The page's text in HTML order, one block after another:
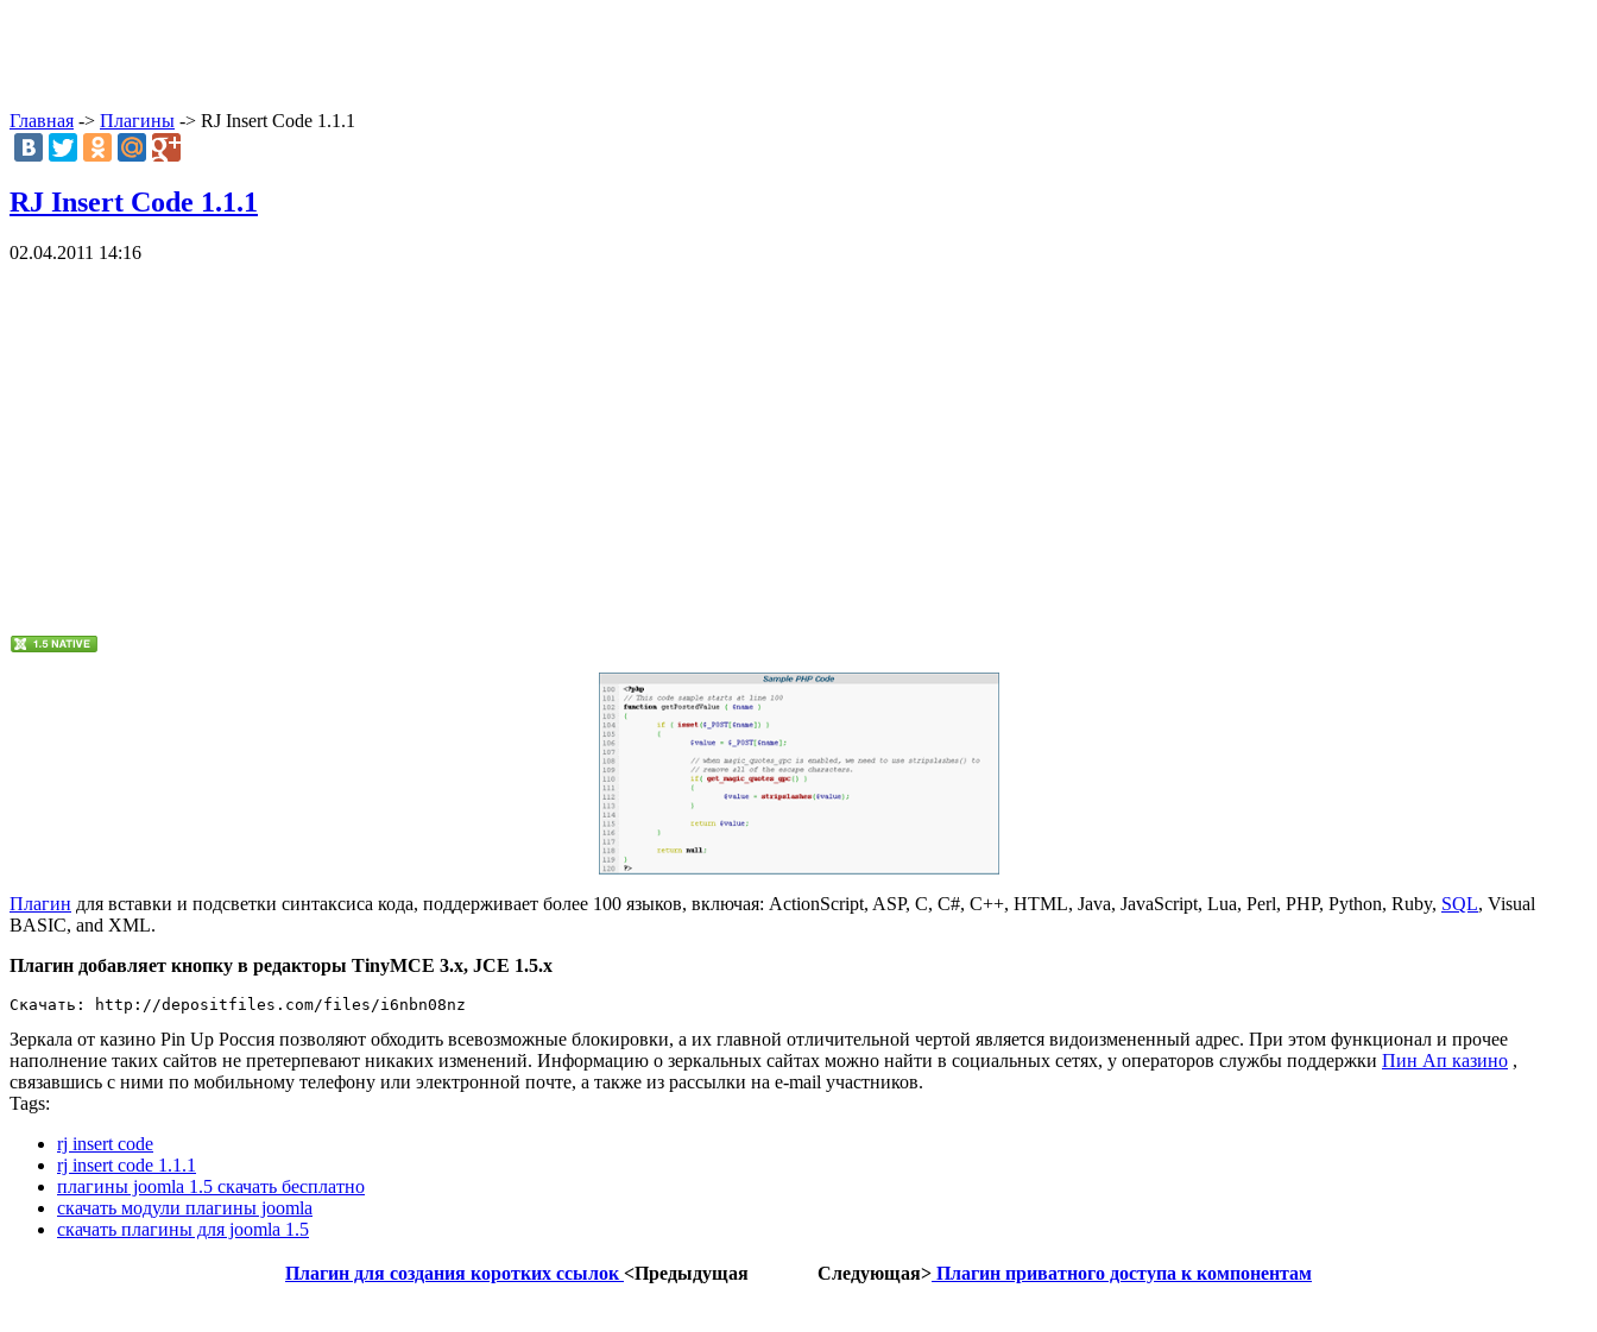
Главная -> Плагины -> RJ Insert Code 1.1.1
RJ Insert Code 1.1.1
02.04.2011 14:16
Плагин для вставки и подсветки синтаксиса кода, поддерживает более 100 языков, включая: ActionScript, ASP, C, C#, C++, HTML, Java, JavaScript, Lua, Perl, PHP, Python, Ruby, SQL, Visual
BASIC, and XML.
Плагин добавляет кнопку в редакторы TinyMCE 3.x, JCE 1.5.x
Скачать: http://depositfiles.com/files/i6nbn08nz
Зеркала от казино Pin Up Россия позволяют обходить всевозможные блокировки, а их главной отличительной чертой является видоизмененный адрес. При этом функционал и прочее
наполнение таких сайтов не претерпевают никаких изменений. Информацию о зеркальных сайтах можно найти в социальных сетях, у операторов службы поддержки Пин Ап казино ,
связавшись с ними по мобильному телефону или электронной почте, а также из рассылки на e-mail участников.
Tags:
rj insert code
rj insert code 1.1.1
плагины joomla 1.5 скачать бесплатно
скачать модули плагины joomla
скачать плагины для joomla 1.5
Плагин для создания коротких ссылок <Предыдущая Следующая> Плагин приватного доступа к компонентам